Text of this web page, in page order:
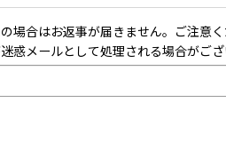
場合はお返事が届きません。ご注意く
惑メールとして処理される場合がご